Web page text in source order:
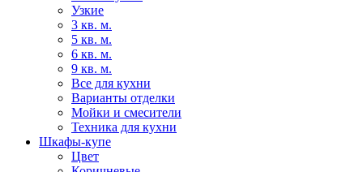
Узкие
3 кв. м.
5 кв. м.
6 кв. м.
9 кв. м.
Все для кухни
Варианты отделки
Мойки и смесители
Техника для кухни
Шкафы-купе
Цвет